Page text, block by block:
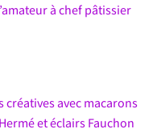
à chef pâtissier
créatives avec macarons
et éclairs Fauchon